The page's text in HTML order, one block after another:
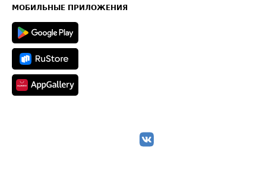
Техническая информация
МОБИЛЬНЫЕ ПРИЛОЖЕНИЯ